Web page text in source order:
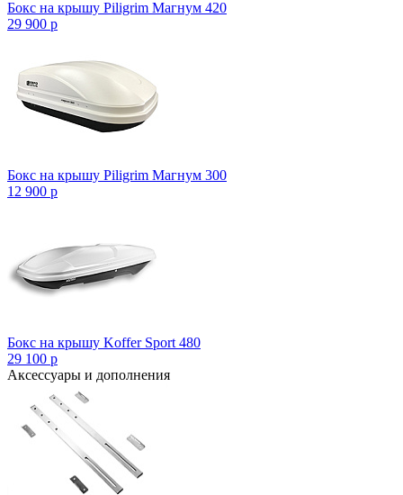
Бокс на крышу Piligrim Магнум 420
29 900 p
Бокс на крышу Piligrim Магнум 300
12 900 p
Бокс на крышу Koffer Sport 480
29 100 p
Аксессуары и дополнения